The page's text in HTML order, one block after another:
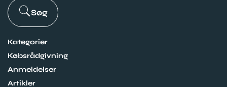
Søg
Kategorier
Købsrådgivning
Anmeldelser
Artikler